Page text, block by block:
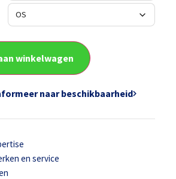
winkelwagen
naar beschikbaarheid
en service